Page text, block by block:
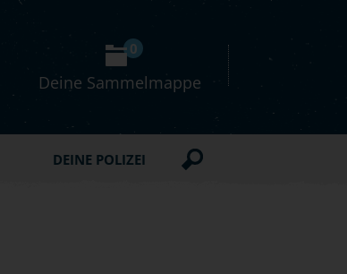
Deine Sammelmappe
0
DEINE POLIZEI